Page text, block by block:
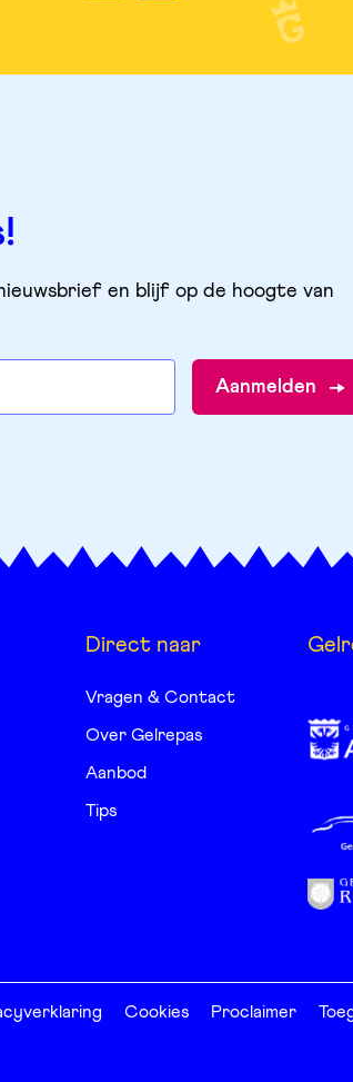
en blijf op de hoogte van
Aanmelden
Direct naar
Vragen & Contact
Over Gelrepas
Aanbod
Tips
Cookies Proclaimer